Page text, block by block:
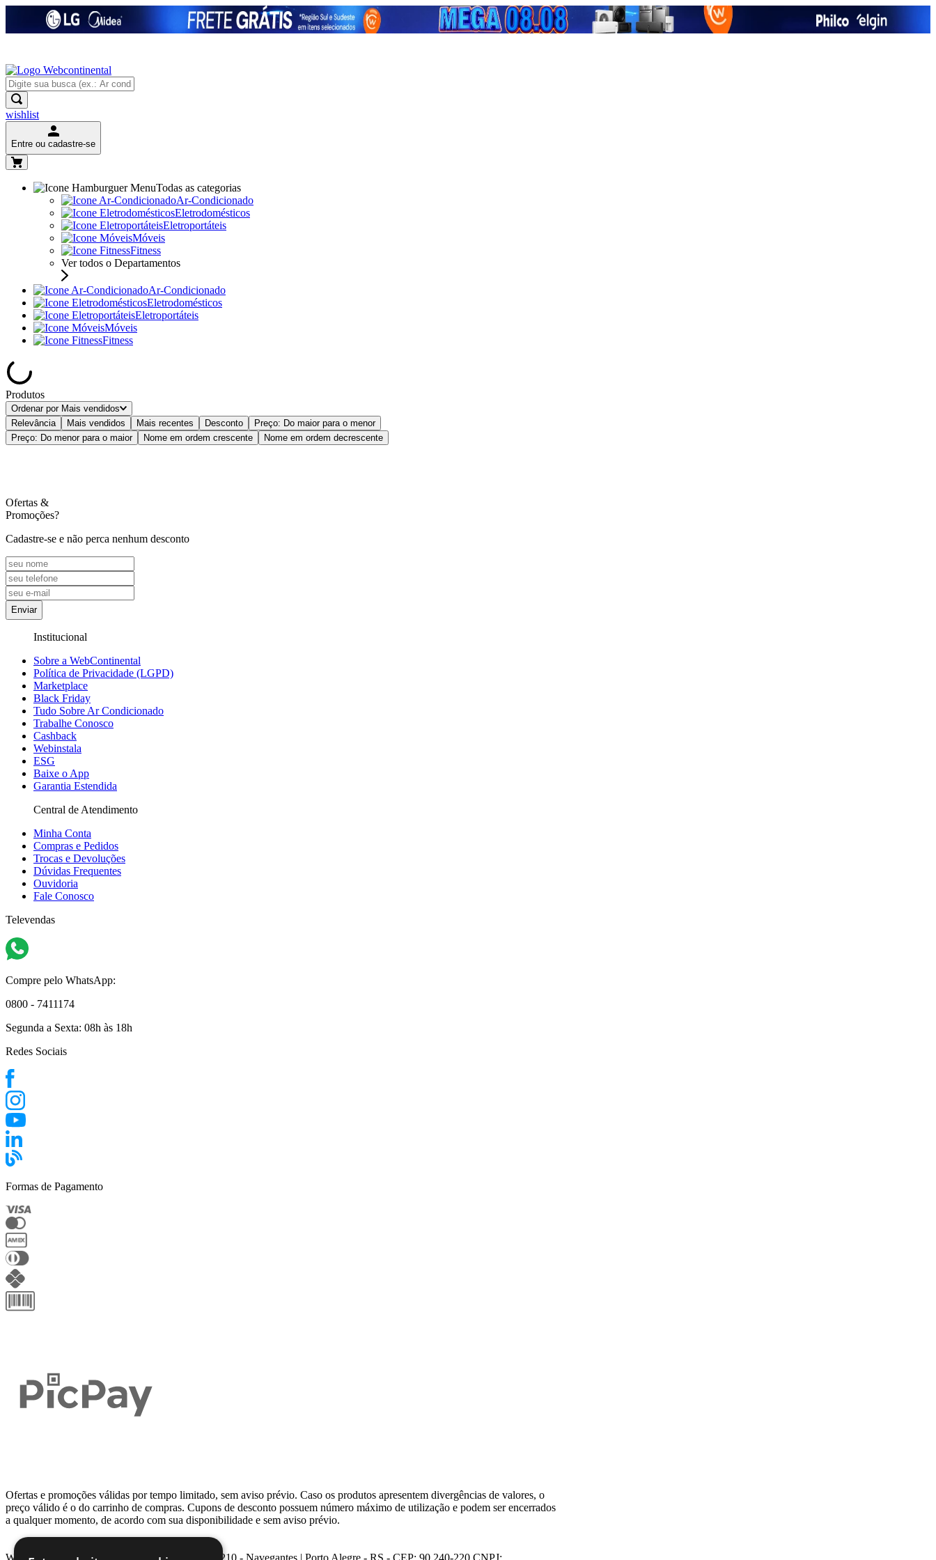
wishlist
Entre ou cadastre-se
Todas as categorias
Ar-Condicionado
Eletrodomésticos
Eletroportáteis
Móveis
Fitness
Ver todos o Departamentos
Ar-Condicionado
Eletrodomésticos
Eletroportáteis
Móveis
Fitness
Produtos
Ordenar por Mais vendidos
Relevância
Mais vendidos Mais recentes Desconto
Preço: Do maior para o menor
Preço: Do menor para o maior
Nome em ordem crescente Nome em ordem decrescente
Ofertas &
Promoções?
Cadastre-se e não perca nenhum desconto
Enviar
Institucional
Sobre a WebContinental
Política de Privacidade (LGPD)
Marketplace
Black Friday
Tudo Sobre Ar Condicionado
Trabalhe Conosco
Cashback
Webinstala
ESG
Baixe o App
Garantia Estendida
Central de Atendimento
Minha Conta
Compras e Pedidos
Trocas e Devoluções
Dúvidas Frequentes
Ouvidoria
Fale Conosco
Televendas
Compre pelo WhatsApp:
0800 - 7411174
Segunda a Sexta: 08h às 18h
Redes Sociais
Formas de Pagamento
Ofertas e promoções válidas por tempo limitado, sem aviso prévio. Caso os produtos apresentem divergências de valores, o
preço válido é o do carrinho de compras. Cupons de desconto possuem número máximo de utilização e podem ser encerrados
a qualquer momento, de acordo com sua disponibilidade e sem aviso prévio.
Webcontinental LTDA | Travessa Venezuela, Nº 210 - Navegantes | Porto Alegre - RS - CEP: 90.240-220 CNPJ: